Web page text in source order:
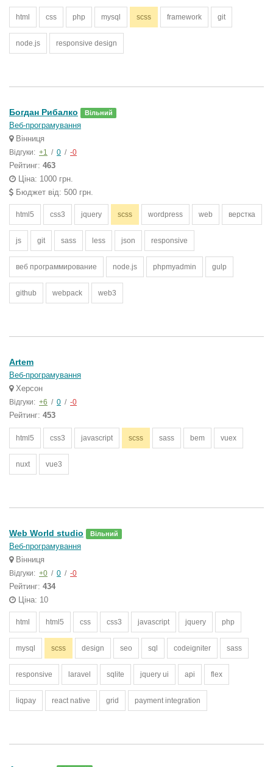
html css php mysql scss framework git
node.js responsive design
Богдан Рибалко Вільний
Веб-програмування
Вінниця
Відгуки: +1 / 0 / -0
Рейтинг: 463
Ціна: 1000 грн.
Бюджет від: 500 грн.
html5 css3 jquery scss wordpress web верстка
js git sass less json responsive
веб программирование node.js phpmyadmin gulp
github webpack web3
Artem
Веб-програмування
Херсон
Відгуки: +6 / 0 / -0
Рейтинг: 453
html5 css3 javascript scss sass bem vuex
nuxt vue3
Web World studio Вільний
Веб-програмування
Вінниця
Відгуки: +0 / 0 / -0
Рейтинг: 434
Ціна: 10
html html5 css css3 javascript jquery php
mysql scss design seo sql codeigniter sass
responsive laravel sqlite jquery ui api flex
liqpay react native grid payment integration